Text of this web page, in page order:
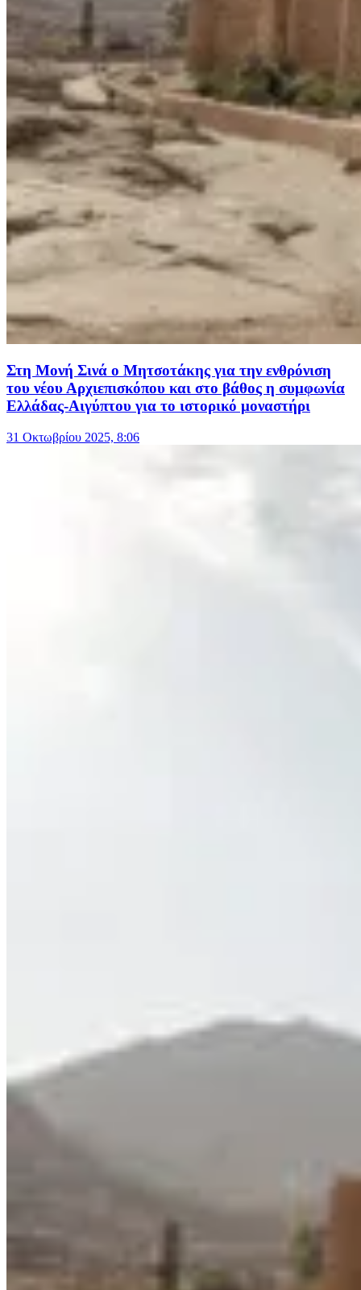
Στη Μονή Σινά ο Μητσοτάκης για την ενθρόνιση
του νέου Αρχιεπισκόπου και στο βάθος η συμφωνία
Ελλάδας-Αιγύπτου για το ιστορικό μοναστήρι
31 Οκτωβρίου 2025, 8:06